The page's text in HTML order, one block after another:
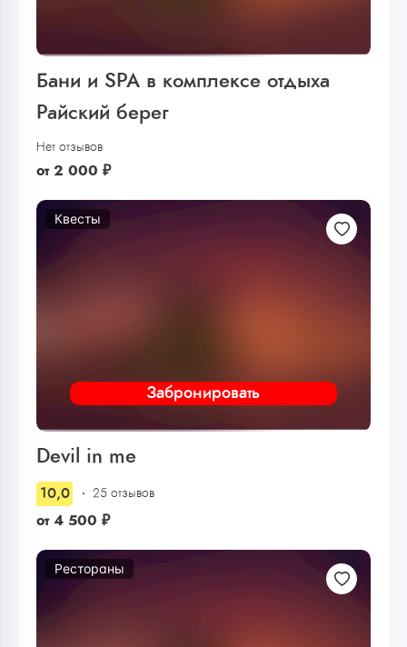
Бани и SPA в комплексе отдыха
Райский берег
Нет отзывов
от 2 000 ₽
Забронировать
Квесты
Devil in me
10,0 25 отзывов
от 4 500 ₽
Рестораны